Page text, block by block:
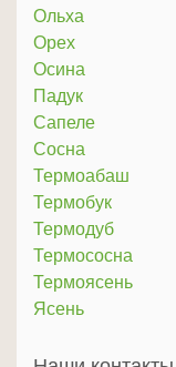
Ольха
Орех
Осина
Падук
Сапеле
Сосна
Термоабаш
Термобук
Термодуб
Термососна
Термоясень
Ясень